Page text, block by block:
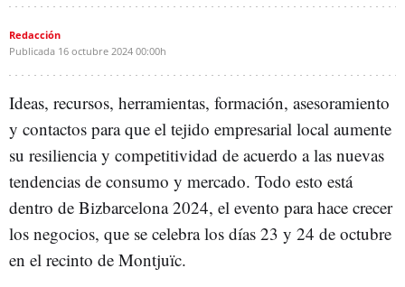
SOSTENIBILIDAD FORMACIÓN
Redacción
Publicada 16 octubre 2024 00:00h
Ideas, recursos, herramientas, formación, asesoramiento
y contactos para que el tejido empresarial local aumente
su resiliencia y competitividad de acuerdo a las nuevas
tendencias de consumo y mercado. Todo esto está
dentro de Bizbarcelona 2024, el evento para hace crecer
los negocios, que se celebra los días 23 y 24 de octubre
en el recinto de Montjuïc.